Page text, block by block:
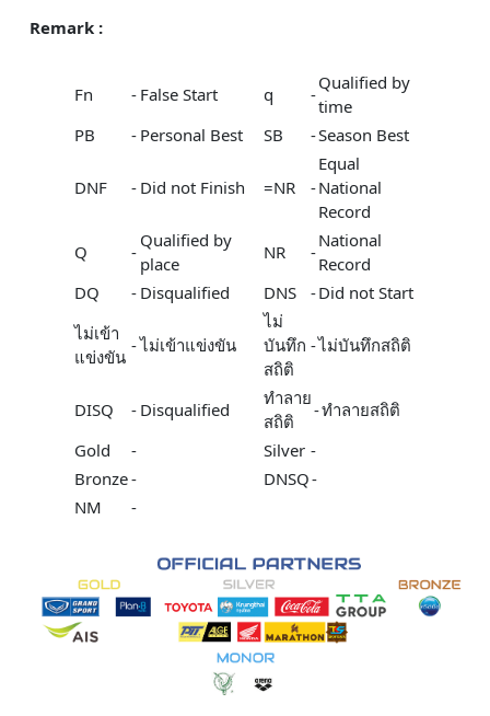
Remark :
Fn - False Start q -
Qualified by
time
PB
- Personal Best SB -Season Best
DNF - Did not Finish =NR -
Equal
National
Record
Q
-
Qualified by
place
NR -
National
Record
DQ
- Disqualified DNS -Did not Start
ไม่เข้า
แข่งขัน
-ไม่เข้าแข่งขัน
ไม่
บันทึก
สถิติ
-ไม่บันทึกสถิติ
DISQ - Disqualified
ทำลาย
สถิติ
-ทำลายสถิติ
Gold
- Silver -
Bronze- DNSQ-
NM
-